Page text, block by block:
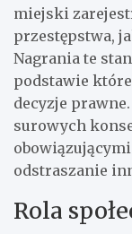
miejski
przestępstwa,
Nagrania te
podstawie
decyzje
surowych
odstraszanie
Rola